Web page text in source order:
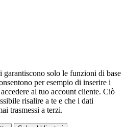
garantiscono solo le funzioni di base
per esempio di inserire i
al tuo account cliente. Ciò
risalire a te e che i dati
trasmessi a terzi.